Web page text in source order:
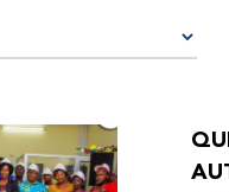
était hospitalisé, et a
très graves aux
de la
qu’il a